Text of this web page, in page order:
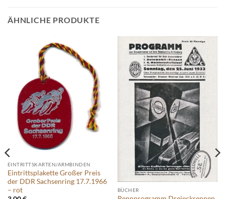
ÄHNLICHE PRODUKTE
EINTRITTSKARTEN/ARMBINDEN
Eintrittsplakette Großer Preis
der DDR Sachsenring 17.7.1966
– rot
BÜCHER